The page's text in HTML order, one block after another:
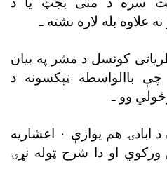
علاوه بله لاره نشته ـ
کونسل د مشر په بيان
باالواسطه ټېکسونه د
وو ـ
هغۀ ووئيل چې د پاکستان د ابادۍ هم يوازې ٠ اعشاريه
ورکوي او دا شرح ټوله نړۍ